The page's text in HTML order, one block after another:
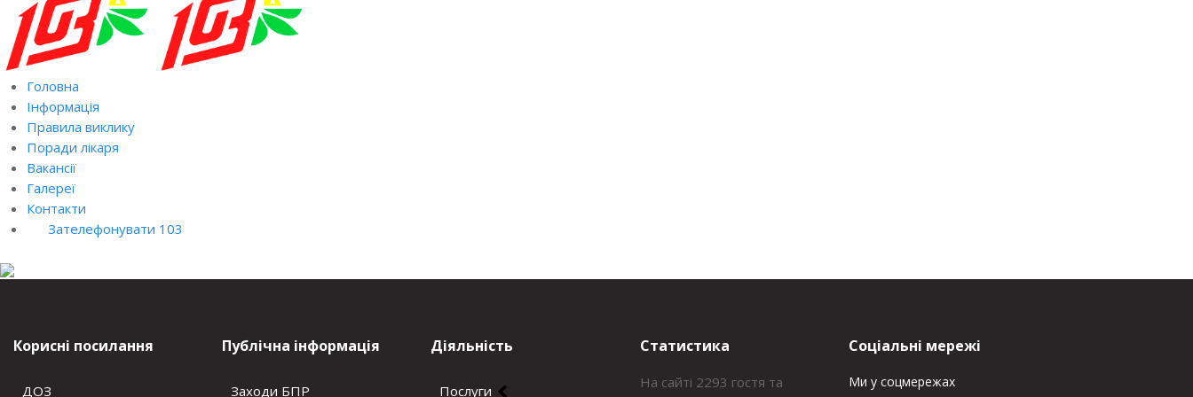
Головна
Інформація
Правила виклику
Поради лікаря
Вакансії
Галереї
Контакти
Зателефонувати 103
Корисні посилання
ДОЗ
Публічна інформація
Заходи БПР
Діяльність
Послуги
Статистика
На сайті 2293 гостя та
Соціальні мережі
Ми у соцмережах